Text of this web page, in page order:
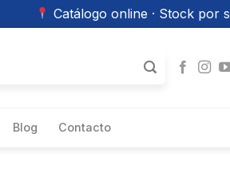
Catálogo online · Stock por
Blog Contacto